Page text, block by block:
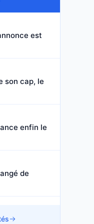
est
son cap, le
enfin le
de
et change de